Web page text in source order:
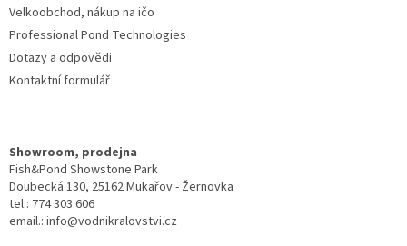
Velkoobchod, nákup na ičo
Professional Pond Technologies
Dotazy a odpovědi
Kontaktní formulář
Showroom, prodejna
Fish&Pond Showstone Park
Doubecká 130, 25162 Mukařov - Žernovka
tel.: 774 303 606
email.: info@vodnikralovstvi.cz